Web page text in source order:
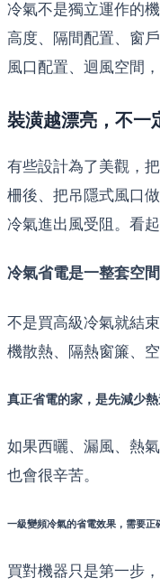
冷氣不是獨立運作的
高度、隔間配置、窗
風口配置、迴風空間
裝潢越漂亮，不一
有些設計為了美觀，
柵後、把吊隱式風口
冷氣進出風受阻。看
冷氣省電是一整套空
不是買高級冷氣就結
機散熱、隔熱窗簾、
真正省電的家，是先減少
如果西曬、漏風、熱
也會很辛苦。
一級變頻冷氣的省電效果，需要正
買對機器只是第一步